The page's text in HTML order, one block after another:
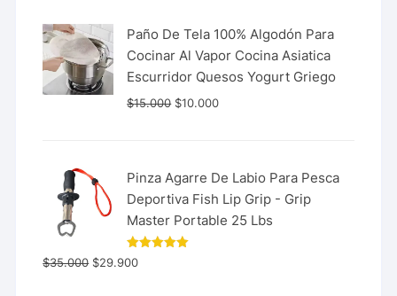
Paño De Tela 100% Algodón Para
Cocinar Al Vapor Cocina Asiatica
Escurridor Quesos Yogurt Griego
$15.000 $10.000
Pinza Agarre De Labio Para Pesca
Deportiva Fish Lip Grip - Grip
Master Portable 25 Lbs
Valorado
con
$35.000 $29.900